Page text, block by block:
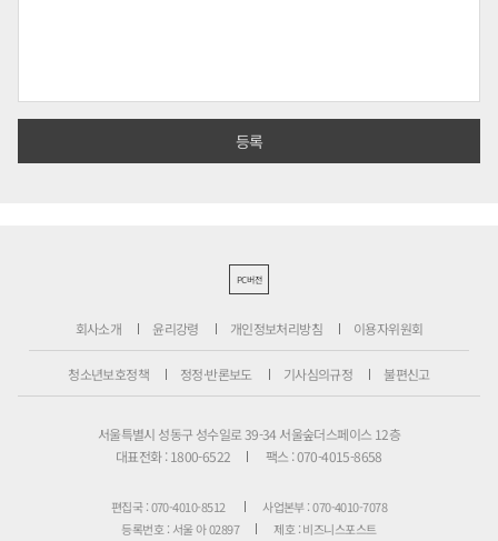
PC버전
회사소개 윤리강령 개인정보처리방침 이용자위원회
청소년보호정책 정정·반론보도 기사심의규정 불편신고
서울특별시 성동구 성수일로 39-34 서울숲더스페이스 12층
대표전화 : 1800-6522
팩스 : 070-4015-8658
편집국 : 070-4010-8512
사업본부 : 070-4010-7078
등록번호 : 서울 아 02897
제호 : 비즈니스포스트